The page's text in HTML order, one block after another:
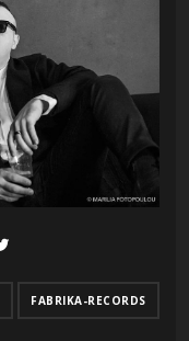
FABRIKA-RECORDS